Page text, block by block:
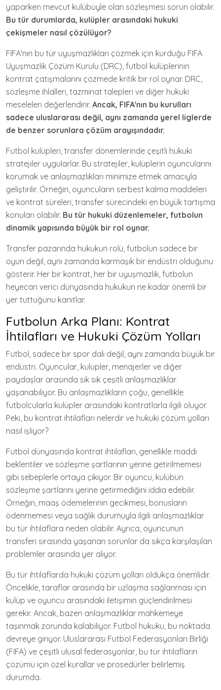
yaparken mevcut kulübüyle olan sözleşmesi sorun olabilir.
Bu tür durumlarda, kulüpler arasındaki hukuki
çekişmeler nasıl çözülüyor?
FIFA'nın bu tür uyuşmazlıkları çözmek için kurduğu FIFA
Uyuşmazlık Çözüm Kurulu (DRC), futbol kulüplerinin
kontrat çatışmalarını çözmede kritik bir rol oynar. DRC,
sözleşme ihlalleri, tazminat talepleri ve diğer hukuki
meseleleri değerlendirir. Ancak, FIFA'nın bu kurulları
sadece uluslararası değil, aynı zamanda yerel liglerde
de benzer sorunlara çözüm arayışındadır.
Futbol kulüpleri, transfer dönemlerinde çeşitli hukuki
stratejiler uygularlar. Bu stratejiler, kulüplerin oyuncularını
korumak ve anlaşmazlıkları minimize etmek amacıyla
geliştirilir. Örneğin, oyuncuların serbest kalma maddeleri
ve kontrat süreleri, transfer sürecindeki en büyük tartışma
konuları olabilir. Bu tür hukuki düzenlemeler, futbolun
dinamik yapısında büyük bir rol oynar.
Transfer pazarında hukukun rolü, futbolun sadece bir
oyun değil, aynı zamanda karmaşık bir endüstri olduğunu
gösterir. Her bir kontrat, her bir uyuşmazlık, futbolun
heyecan verici dünyasında hukukun ne kadar önemli bir
yer tuttuğunu kanıtlar.
Futbolun Arka Planı: Kontrat
İhtilafları ve Hukuki Çözüm Yolları
Futbol, sadece bir spor dalı değil, aynı zamanda büyük bir
endüstri. Oyuncular, kulüpler, menajerler ve diğer
paydaşlar arasında sık sık çeşitli anlaşmazlıklar
yaşanabiliyor. Bu anlaşmazlıkların çoğu, genellikle
futbolcularla kulüpler arasındaki kontratlarla ilgili oluyor.
Peki, bu kontrat ihtilafları nelerdir ve hukuki çözüm yolları
nasıl işliyor?
Futbol dünyasında kontrat ihtilafları, genellikle maddi
beklentiler ve sözleşme şartlarının yerine getirilmemesi
gibi sebeplerle ortaya çıkıyor. Bir oyuncu, kulübün
sözleşme şartlarını yerine getirmediğini iddia edebilir.
Örneğin, maaş ödemelerinin gecikmesi, bonusların
ödenmemesi veya sağlık durumuyla ilgili anlaşmazlıklar
bu tür ihtilaflara neden olabilir. Ayrıca, oyuncunun
transferi sırasında yaşanan sorunlar da sıkça karşılaşılan
problemler arasında yer alıyor.
Bu tür ihtilaflarda hukuki çözüm yolları oldukça önemlidir.
Öncelikle, taraflar arasında bir uzlaşma sağlanması için
kulüp ve oyuncu arasındaki iletişimin güçlendirilmesi
gerekir. Ancak, bazen anlaşmazlıklar mahkemeye
taşınmak zorunda kalabiliyor. Futbol hukuku, bu noktada
devreye giriyor. Uluslararası Futbol Federasyonları Birliği
(FIFA) ve çeşitli ulusal federasyonlar, bu tür ihtilafların
çözümü için özel kurallar ve prosedürler belirlemiş
durumda.